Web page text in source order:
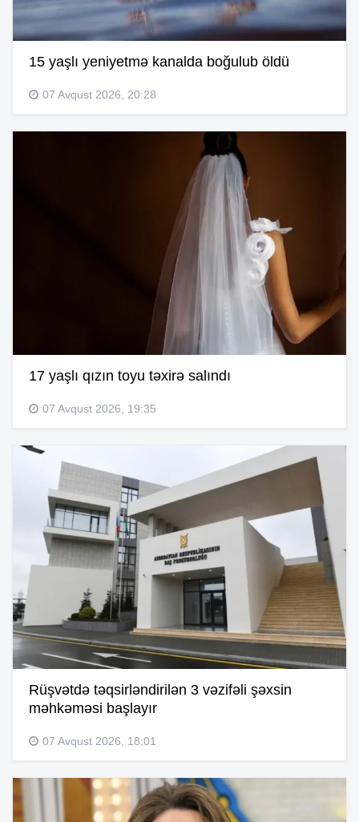
15 yaşlı yeniyetmə kanalda boğulub öldü
07 Avqust 2026, 20:28
17 yaşlı qızın toyu təxirə salındı
07 Avqust 2026, 19:35
Rüşvətdə təqsirləndirilən 3 vəzifəli şəxsin
məhkəməsi başlayır
07 Avqust 2026, 18:01